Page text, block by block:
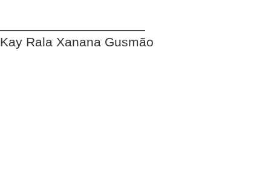
Kay Rala Xanana Gusmão